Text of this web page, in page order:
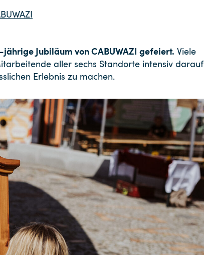
Jubiläum von CABUWAZI gefeiert. Viele
aller sechs Standorte intensiv darauf
Erlebnis zu machen.